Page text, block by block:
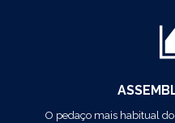
O pedaço mais habitual